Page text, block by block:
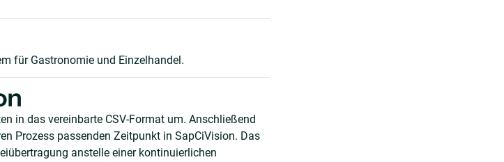
für Gastronomie und Einzelhandel.
in das vereinbarte CSV-Format um. Anschließend
Prozess passenden Zeitpunkt in SapCiVision. Das
anstelle einer kontinuierlichen